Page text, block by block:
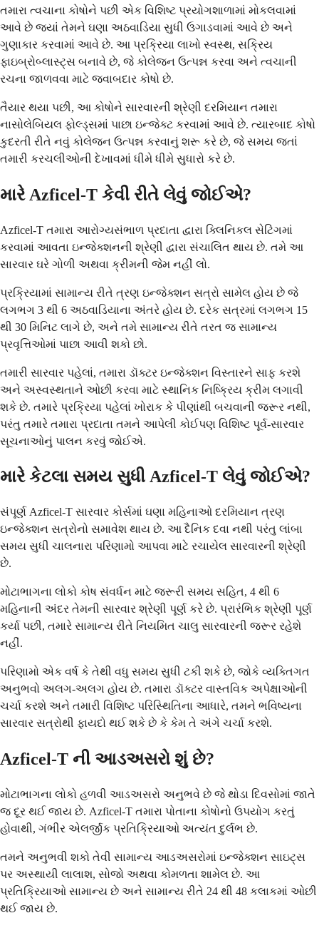
તમારા ત્વચાના કોષોને પછી એક વિશિષ્ટ પ્રયોગશાળામાં મોકલવામાં
આવે છે જ્યાં તેમને ઘણા અઠવાડિયા સુધી ઉગાડવામાં આવે છે અને
ગુણાકાર કરવામાં આવે છે. આ પ્રક્રિયા લાખો સ્વસ્થ, સક્રિય
ફાઇબ્રોબ્લાસ્ટ્સ બનાવે છે, જે કોલેજન ઉત્પન્ન કરવા અને ત્વચાની
રચના જાળવવા માટે જવાબદાર કોષો છે.
તૈયાર થયા પછી, આ કોષોને સારવારની શ્રેણી દરમિયાન તમારા
નાસોલેબિયલ ફોલ્ડ્સમાં પાછા ઇન્જેક્ટ કરવામાં આવે છે. ત્યારબાદ કોષો
કુદરતી રીતે નવું કોલેજન ઉત્પન્ન કરવાનું શરૂ કરે છે, જે સમય જતાં
તમારી કરચલીઓની દેખાવમાં ધીમે ધીમે સુધારો કરે છે.
મારે Azficel-T કેવી રીતે લેવું જોઈએ?
Azficel-T તમારા આરોગ્યસંભાળ પ્રદાતા દ્વારા ક્લિનિકલ સેટિંગમાં
કરવામાં આવતા ઇન્જેક્શનની શ્રેણી દ્વારા સંચાલિત થાય છે. તમે આ
સારવાર ઘરે ગોળી અથવા ક્રીમની જેમ નહીં લો.
પ્રક્રિયામાં સામાન્ય રીતે ત્રણ ઇન્જેક્શન સત્રો સામેલ હોય છે જે
લગભગ 3 થી 6 અઠવાડિયાના અંતરે હોય છે. દરેક સત્રમાં લગભગ 15
થી 30 મિનિટ લાગે છે, અને તમે સામાન્ય રીતે તરત જ સામાન્ય
પ્રવૃત્તિઓમાં પાછા આવી શકો છો.
તમારી સારવાર પહેલાં, તમારા ડૉક્ટર ઇન્જેક્શન વિસ્તારને સાફ કરશે
અને અસ્વસ્થતાને ઓછી કરવા માટે સ્થાનિક નિષ્ક્રિય ક્રીમ લગાવી
શકે છે. તમારે પ્રક્રિયા પહેલાં ખોરાક કે પીણાંથી બચવાની જરૂર નથી,
પરંતુ તમારે તમારા પ્રદાતા તમને આપેલી કોઈપણ વિશિષ્ટ પૂર્વ-સારવાર
સૂચનાઓનું પાલન કરવું જોઈએ.
મારે કેટલા સમય સુધી Azficel-T લેવું જોઈએ?
સંપૂર્ણ Azficel-T સારવાર કોર્સમાં ઘણા મહિનાઓ દરમિયાન ત્રણ
ઇન્જેક્શન સત્રોનો સમાવેશ થાય છે. આ દૈનિક દવા નથી પરંતુ લાંબા
સમય સુધી ચાલનારા પરિણામો આપવા માટે રચાયેલ સારવારની શ્રેણી
છે.
મોટાભાગના લોકો કોષ સંવર્ધન માટે જરૂરી સમય સહિત, 4 થી 6
મહિનાની અંદર તેમની સારવાર શ્રેણી પૂર્ણ કરે છે. પ્રારંભિક શ્રેણી પૂર્ણ
કર્યા પછી, તમારે સામાન્ય રીતે નિયમિત ચાલુ સારવારની જરૂર રહેશે
નહીં.
પરિણામો એક વર્ષ કે તેથી વધુ સમય સુધી ટકી શકે છે, જોકે વ્યક્તિગત
અનુભવો અલગ-અલગ હોય છે. તમારા ડૉક્ટર વાસ્તવિક અપેક્ષાઓની
ચર્ચા કરશે અને તમારી વિશિષ્ટ પરિસ્થિતિના આધારે, તમને ભવિષ્યના
સારવાર સત્રોથી ફાયદો થઈ શકે છે કે કેમ તે અંગે ચર્ચા કરશે.
Azficel-T ની આડઅસરો શું છે?
મોટાભાગના લોકો હળવી આડઅસરો અનુભવે છે જે થોડા દિવસોમાં જાતે
જ દૂર થઈ જાય છે. Azficel-T તમારા પોતાના કોષોનો ઉપયોગ કરતું
હોવાથી, ગંભીર એલર્જીક પ્રતિક્રિયાઓ અત્યંત દુર્લભ છે.
તમને અનુભવી શકો તેવી સામાન્ય આડઅસરોમાં ઇન્જેક્શન સાઇટ્સ
પર અસ્થાયી લાલાશ, સોજો અથવા કોમળતા શામેલ છે. આ
પ્રતિક્રિયાઓ સામાન્ય છે અને સામાન્ય રીતે 24 થી 48 કલાકમાં ઓછી
થઈ જાય છે.